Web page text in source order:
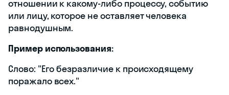
отношении к какому-либо процессу, событию
или лицу, которое не оставляет человека
равнодушным.
Пример использования:
Слово: "Его безразличие к происходящему
поражало всех."